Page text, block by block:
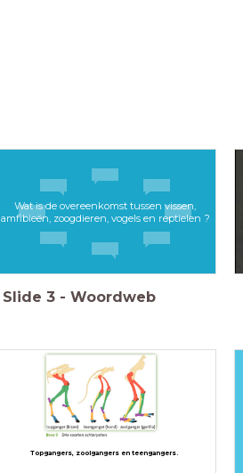
Wat is de overeenkomst tussen vissen,
amfibieën, zoogdieren, vogels en reptielen ?
Slide 3 - Woordweb
Topgangers, zoolgangers en teengangers.